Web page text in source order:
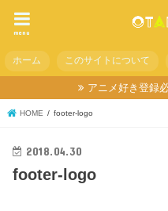
menu
ホーム このサイトについて
アニメ好き登録
HOME footer-logo
2018.04.30
footer-logo